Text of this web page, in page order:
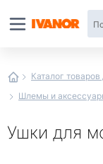
Каталог
Шлемы и
Ушки для